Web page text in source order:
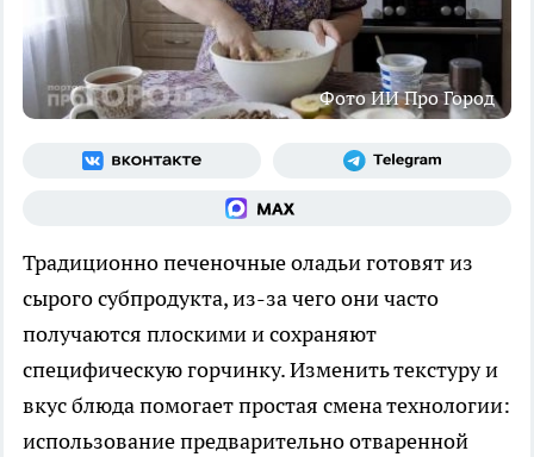
Фото ИИ Про Город
Традиционно печеночные оладьи готовят из
сырого субпродукта, из-за чего они часто
получаются плоскими и сохраняют
специфическую горчинку. Изменить текстуру и
вкус блюда помогает простая смена технологии:
использование предварительно отваренной